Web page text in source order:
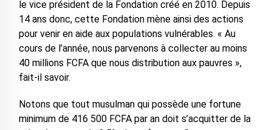
le vice président de la Fondation créé en 2010. Depuis
14 ans donc, cette Fondation mène ainsi des actions
pour venir en aide aux populations vulnérables. « Au
cours de l’année, nous parvenons à collecter au moins
40 millions FCFA que nous distribution aux pauvres »,
fait-il savoir.
Notons que tout musulman qui possède une fortune
minimum de 416 500 FCFA par an doit s’acquitter de la